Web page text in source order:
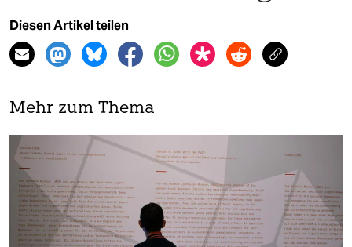
Diesen Artikel teilen
Mehr zum Thema